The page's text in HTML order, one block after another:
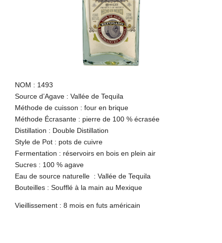
NOM : 1493
Source d’Agave : Vallée de Tequila
Méthode de cuisson : four en brique
Méthode Écrasante : pierre de 100 % écrasée
Distillation : Double Distillation
Style de Pot : pots de cuivre
Fermentation : réservoirs en bois en plein air
Sucres : 100 % agave
Eau de source naturelle : Vallée de Tequila
Bouteilles : Soufflé à la main au Mexique
Vieillissement : 8 mois en futs américain